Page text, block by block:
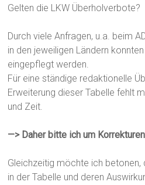
Gelten die LKW Überholverbote?
Durch viele Anfragen, u.a. beim
in den jeweiligen Ländern
eingepflegt werden.
Für eine ständige redaktionelle
Erweiterung dieser Tabelle fehlt
und Zeit.
—> Daher bitte ich um
Gleichzeitig möchte ich
in der Tabelle und deren